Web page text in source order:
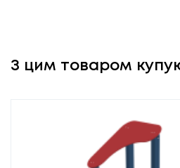
З цим товаром